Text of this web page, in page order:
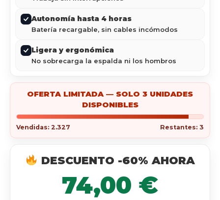
Autonomía hasta 4 horas
Batería recargable, sin cables incómodos
Ligera y ergonómica
No sobrecarga la espalda ni los hombros
OFERTA LIMITADA — SOLO 3 UNIDADES
DISPONIBLES
Vendidas: 2.327 Restantes: 3
DESCUENTO -60% AHORA
74,00 €